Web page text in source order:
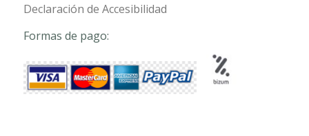
Declaración de Accesibilidad
Formas de pago: